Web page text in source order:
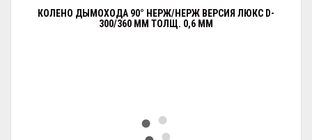
КОЛЕНО ДЫМОХОДА 90° НЕРЖ/НЕРЖ ВЕРСИЯ ЛЮКС D-
300/360 ММ ТОЛЩ. 0,6 ММ